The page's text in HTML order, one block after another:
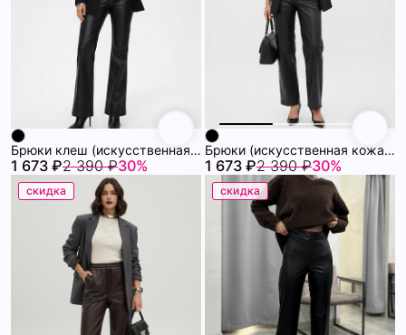
Брюки клеш (искусственная кожа) 72460976\15
1 673 ₽2 390 ₽30%
Брюки (искусственная кожа) 72460975\15
1 673 ₽2 390 ₽30%
скидка скидка